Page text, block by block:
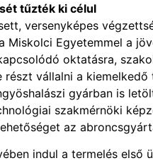
tűzték ki célul
versenyképes
Egyetemmel a
oktatásra,
vállalni a
gyárban is
szakmérnöki
az
indul a termelés első